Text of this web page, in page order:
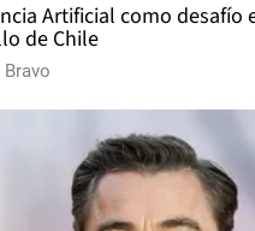
Artificial como desafío
de Chile